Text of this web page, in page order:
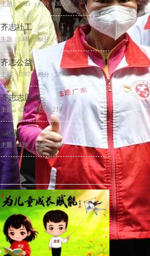
主题：5995 积分：30564
齐志社工
主题：1345 积分：6819
齐志公益
主题：1087 积分：5016
齐志志愿者
主题：655 积分：2310
Mia酱
主题：339 积分：9704